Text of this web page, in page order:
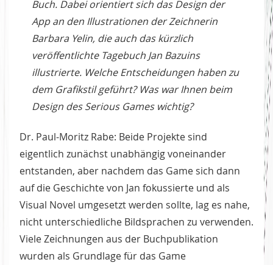
Buch. Dabei orientiert sich das Design der
App an den Illustrationen der Zeichnerin
Barbara Yelin, die auch das kürzlich
veröffentlichte Tagebuch Jan Bazuins
illustrierte. Welche Entscheidungen haben zu
dem Grafikstil geführt? Was war Ihnen beim
Design des Serious Games wichtig?
Dr. Paul-Moritz Rabe: Beide Projekte sind
eigentlich zunächst unabhängig voneinander
entstanden, aber nachdem das Game sich dann
auf die Geschichte von Jan fokussierte und als
Visual Novel umgesetzt werden sollte, lag es nahe,
nicht unterschiedliche Bildsprachen zu verwenden.
Viele Zeichnungen aus der Buchpublikation
wurden als Grundlage für das Game